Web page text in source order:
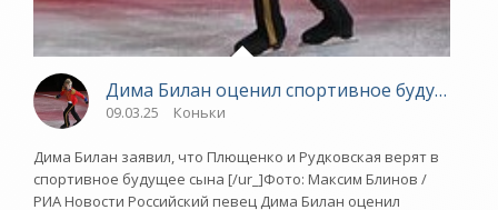
Дима Билан оценил спортивное будущее
09.03.25 Коньки
Дима Билан заявил, что Плющенко и Рудковская верят в
спортивное будущее сына [/ur_]Фото: Максим Блинов /
РИА Новости Российский певец Дима Билан оценил